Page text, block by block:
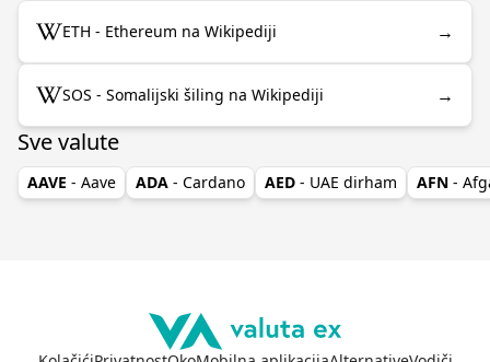
ETH - Ethereum na Wikipediji →
SOS - Somalijski šiling na Wikipediji →
Sve valute
AAVE - Aave ADA - Cardano AED - UAE dirham AFN -